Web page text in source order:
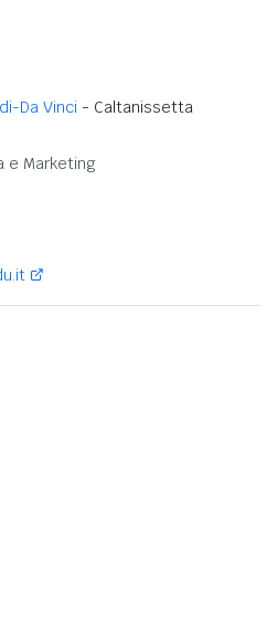
Da Vinci - Caltanissetta
e Marketing